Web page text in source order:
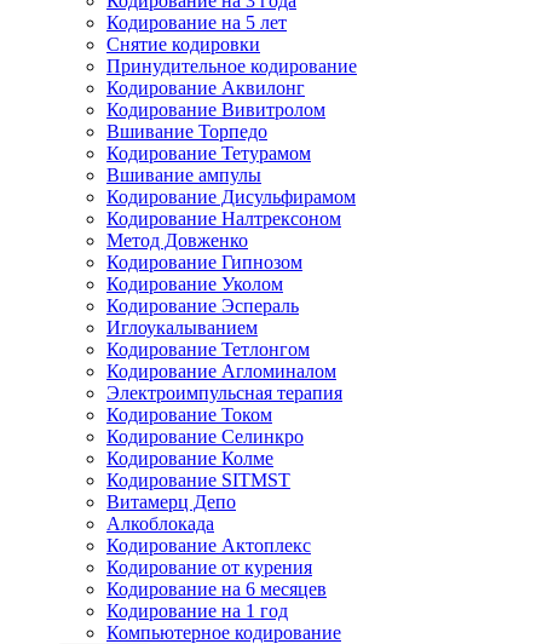
Кодирование на 5 лет
Снятие кодировки
Принудительное кодирование
Кодирование Аквилонг
Кодирование Вивитролом
Вшивание Торпедо
Кодирование Тетурамом
Вшивание ампулы
Кодирование Дисульфирамом
Кодирование Налтрексоном
Метод Довженко
Кодирование Гипнозом
Кодирование Уколом
Кодирование Эспераль
Иглоукалыванием
Кодирование Тетлонгом
Кодирование Агломиналом
Электроимпульсная терапия
Кодирование Током
Кодирование Селинкро
Кодирование Колме
Кодирование SITMST
Витамерц Депо
Алкоблокада
Кодирование Актоплекс
Кодирование от курения
Кодирование на 6 месяцев
Кодирование на 1 год
Компьютерное кодирование